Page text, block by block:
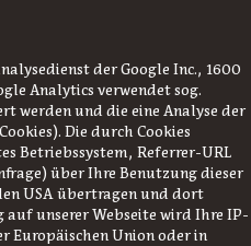
der Google Inc., 1600
Analytics verwendet sog.
werden und die eine Analyse der
Die durch Cookies
Betriebssystem, Referrer-URL
über Ihre Benutzung dieser
USA übertragen und dort
unserer Webseite wird Ihre IP-
Europäischen Union oder in